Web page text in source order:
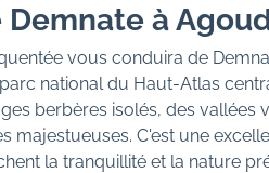
Demnate à
vous conduira de
national du Haut-Atlas
berbères isolés, des vallées
majestueuses. C'est une
la tranquillité et la nature